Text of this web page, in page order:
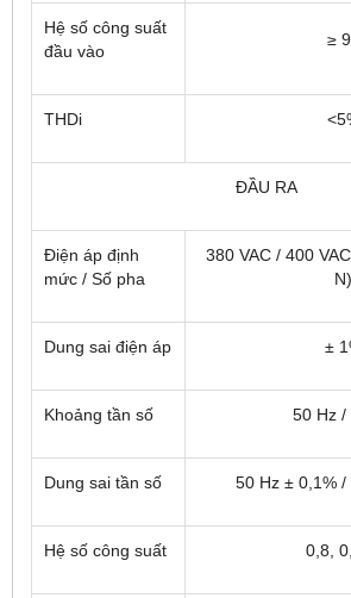
Hệ số công suất
đầu vào
≥
THDi
ĐẦU RA
Điện áp định
mức / Số pha
380 VAC / 400
N)
Dung sai điện áp ±
Khoảng tần số 50 Hz /
Dung sai tần số 50 Hz ± 0,1%
Hệ số công suất 0,8,